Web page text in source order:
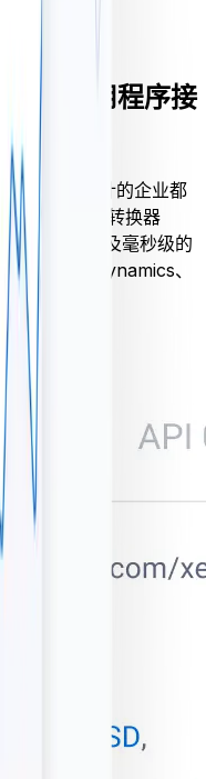
数据应用程序接
各业数以千计的企业都
的外汇货币转换器
展的流量以及毫秒级的
Microsoft Dynamics、